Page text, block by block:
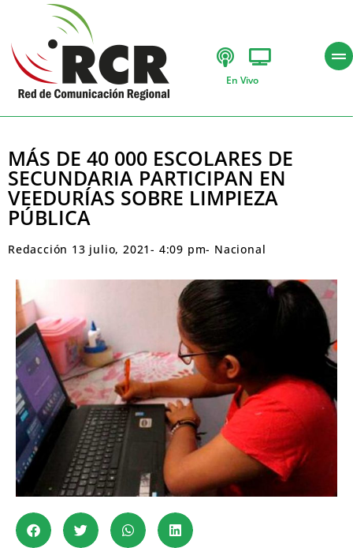
En Vivo
MÁS DE 40 000 ESCOLARES DE
SECUNDARIA PARTICIPAN EN
VEEDURÍAS SOBRE LIMPIEZA
PÚBLICA
Redacción 13 julio, 2021- 4:09 pm- Nacional